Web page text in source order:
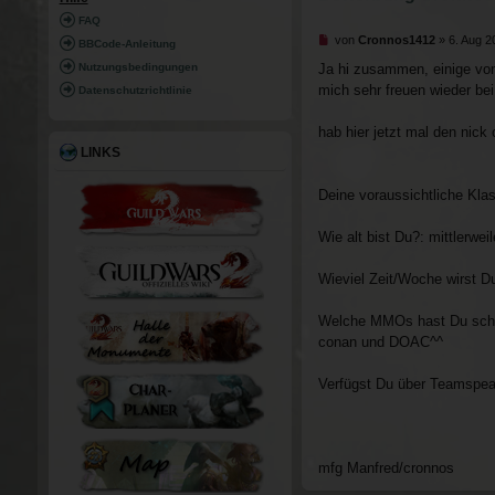
RI
FF Ungelesener Beitrag
von Cronnos1412 » 6. Aug
Ja hi zusammen, einige
mich sehr freuen wieder
hab hier jetzt mal den nick
Deine voraussichtliche
Wie alt bist Du?:
Wieviel Zeit/Woche wirst
Welche MMOs hast Du
conan und DOAC^^
Verfügst Du über
mfg Manfred/cronnos
FAQ
BBCode-Anleitung
Nutzungsbedingungen
Datenschutzrichtlinie
LINKS